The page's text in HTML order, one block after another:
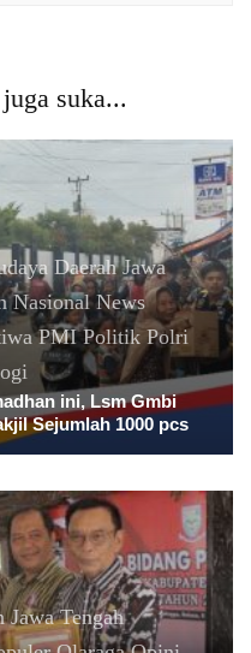
suka...
Daerah Jawa
Nasional News
PMI Politik Polri
ini, Lsm Gmbi
Sejumlah 1000 pcs
Jawa Tengah